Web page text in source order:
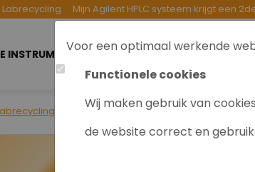
Voor een optimaal werkende
Functionele cookies
Wij maken gebruik van
de website correct en
Labrecycling Mijn Agilent HPLC systeem krijgt een
INSTRUMENTEN INKOOP GOEDE
Ik geef mijn Agilent HPLC een 2de leven